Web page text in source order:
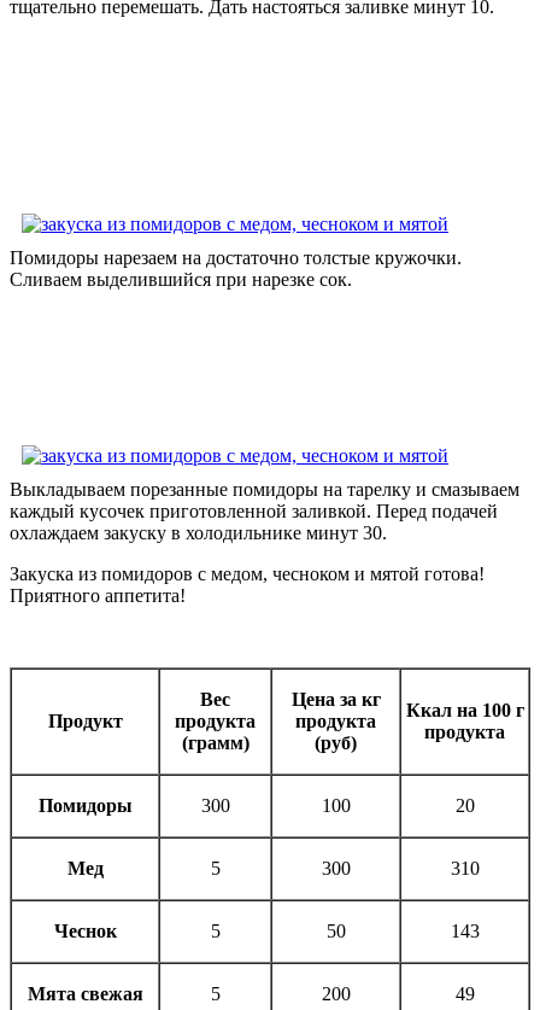
тщательно перемешать. Дать настояться заливке минут 10.
Помидоры нарезаем на достаточно толстые кружочки.
Сливаем выделившийся при нарезке сок.
Выкладываем порезанные помидоры на тарелку и смазываем
каждый кусочек приготовленной заливкой. Перед подачей
охлаждаем закуску в холодильнике минут 30.
Закуска из помидоров с медом, чесноком и мятой готова!
Приятного аппетита!
Продукт
Вес
продукта
(грамм)
Цена за кг
продукта
(руб)
Ккал на 100 г
продукта
Помидоры 300 100 20
Мед 5 300 310
Чеснок 5 50 143
Мята свежая 5 200 49